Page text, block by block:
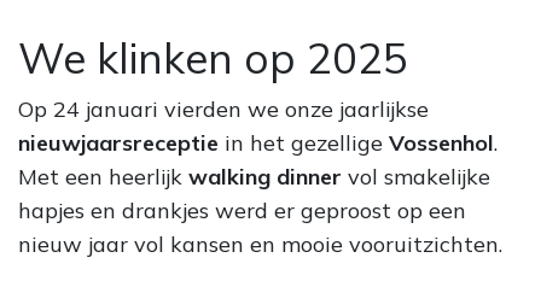
We klinken op 2025
Op 24 januari vierden we onze jaarlijkse
nieuwjaarsreceptie in het gezellige Vossenhol.
Met een heerlijk walking dinner vol smakelijke
hapjes en drankjes werd er geproost op een
nieuw jaar vol kansen en mooie vooruitzichten.